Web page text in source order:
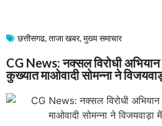
छत्तीसगढ, ताजा खबर, मुख्य समाचार​
CG News: नक्सल विरोधी
कुख्यात माओवादी सोमन्ना ने